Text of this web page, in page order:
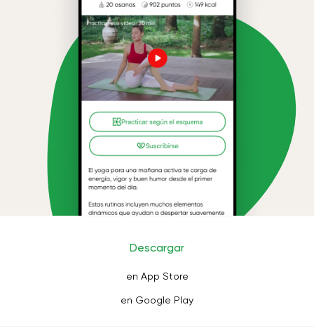
Descargar
en App Store
en Google Play